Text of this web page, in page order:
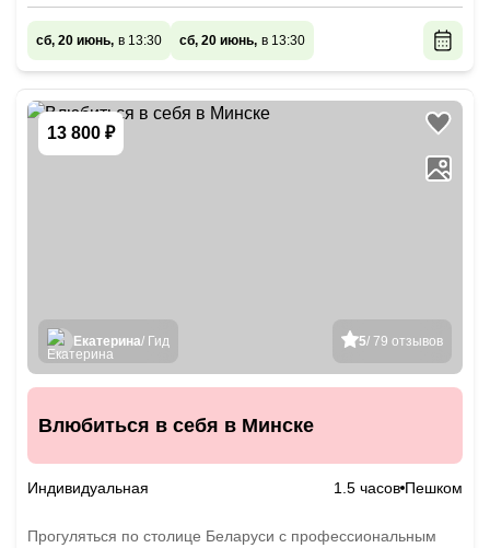
сб, 20 июнь, в 13:30 сб, 20 июнь, в 13:30
13 800 ₽
5/ 79 отзывов
Екатерина/ Гид
Влюбиться в себя в Минске
Индивидуальная 1.5 часов Пешком
Прогуляться по столице Беларуси с профессиональным